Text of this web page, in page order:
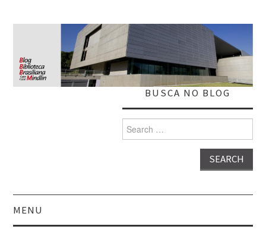
BUSCA NO BLOG
Search
for:
MENU